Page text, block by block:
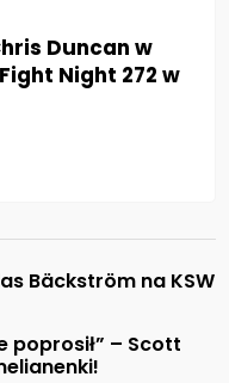
Duncan w
Night 272 w
Bäckström na KSW
poprosił” – Scott